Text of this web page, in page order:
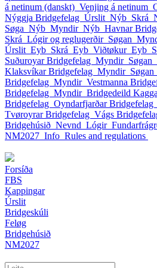
á netinum (danskt) Venjing á netinum
Nýggja Bridgefelag Úrslit_Nýb
Søga_Nýb Myndir_Nýb Havnar
Skrá Lógir og reglugerðir Søgan
Úrslit_Eyb Skrá_Eyb Viðtøkur_Eyb
Suðuroyar Bridgefelag Myndir Søgan
Klaksvíkar Bridgefelag Myndir Søgan
Bridgefelag Myndir Vestmanna
Bridgefelag Myndir Bridgedeild
Bridgefelag Oyndarfjarðar Bridgefelag
Tvøroyrar Bridgefelag Vágs
Bridgehúsið Nevnd Lógir
NM2027 Info Rules and regulations
Forsíða
FBS
Kappingar
Úrslit
Bridgeskúli
Feløg
Bridgehúsið
NM2027